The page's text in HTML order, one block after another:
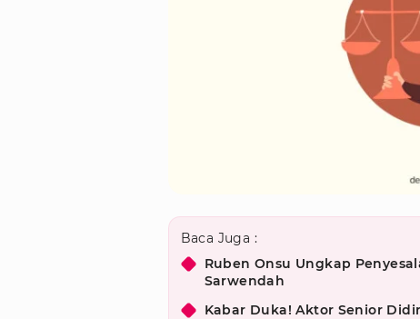
Baca Juga :
Ruben Onsu Ungkap
Sarwendah
Kabar Duka! Aktor Senior